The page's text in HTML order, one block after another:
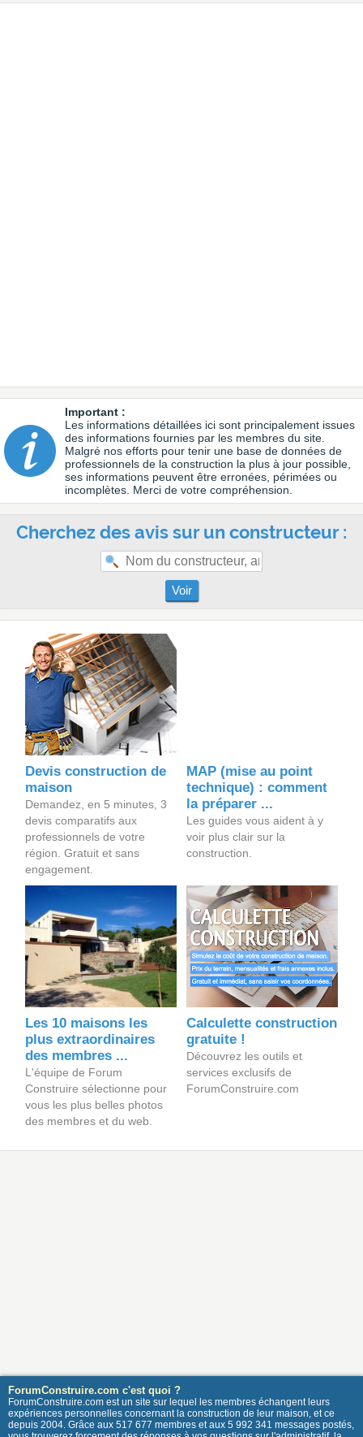
Important :
Les informations détaillées ici sont principalement issues
des informations fournies par les membres du site.
Malgré nos efforts pour tenir une base de données de
professionnels de la construction la plus à jour possible,
ses informations peuvent être erronées, périmées ou
incomplètes. Merci de votre compréhension.
Cherchez des avis sur un constructeur :
Voir
Devis construction de
maison
Demandez, en 5 minutes, 3
devis comparatifs aux
professionnels de votre
région. Gratuit et sans
engagement.
MAP (mise au point
technique) : comment
la préparer ...
Les guides vous aident à y
voir plus clair sur la
construction.
Les 10 maisons les
plus extraordinaires
des membres ...
L'équipe de Forum
Construire sélectionne pour
vous les plus belles photos
des membres et du web.
Calculette construction
gratuite !
Découvrez les outils et
services exclusifs de
ForumConstruire.com
ForumConstruire.com c'est quoi ?
ForumConstruire.com est un site sur lequel les membres échangent leurs
expériences personnelles concernant la construction de leur maison, et ce
depuis 2004. Grâce aux 517 677 membres et aux 5 992 341 messages postés,